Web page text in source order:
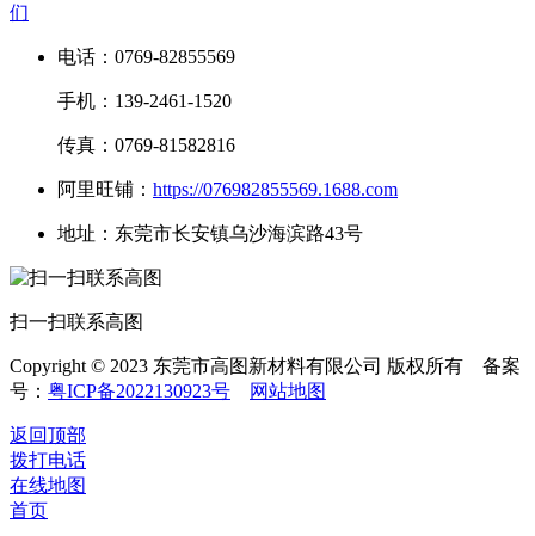
们
电话：0769-82855569
手机：139-2461-1520
传真：0769-81582816
阿里旺铺： https://076982855569.1688.com
地址：东莞市长安镇乌沙海滨路43号
扫一扫联系高图
Copyright © 2023 东莞市高图新材料有限公司 版权所有 备案
号： 粤ICP备2022130923号 网站地图
返回顶部
拨打电话
在线地图
首页